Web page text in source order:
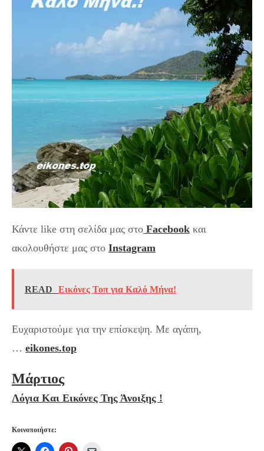
Κάντε like στη σελίδα μας στο Facebook και
ακολουθήστε μας στο Instagram
READ Εικόνες Τοπ για Καλό Μήνα!
Ευχαριστούμε για την επίσκεψη. Με αγάπη,
… eikones.top
Μάρτιος
Λόγια Και Εικόνες Της Άνοιξης !
Κοινοποιήστε: